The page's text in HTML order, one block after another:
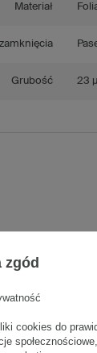
Materiał
Grubość 23
zgód
cookies do